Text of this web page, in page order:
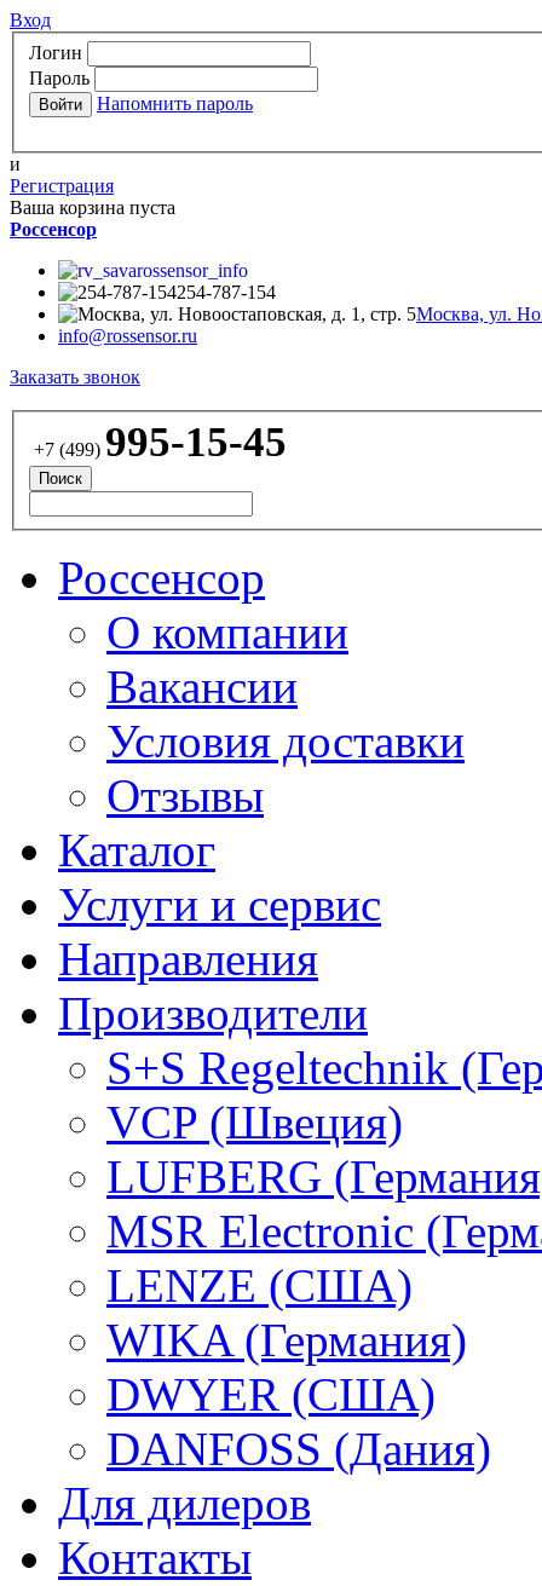
Вход
Логин
Пароль
Напомнить пароль
и
Регистрация
Ваша корзина пуста
Россенсор
rossensor_info
254-787-154
Москва, ул.
info@rossensor.ru
Заказать звонок
+7 (499) 995-15-45
Россенсор
О компании
Вакансии
Условия доставки
Отзывы
Каталог
Услуги и сервис
Направления
Производители
S+S Regeltechnik
VCP (Швеция)
LUFBERG
MSR Electronic
LENZE (США)
WIKA (Германия)
DWYER (США)
DANFOSS (Дания)
Для дилеров
Контакты